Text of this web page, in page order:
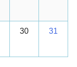
30 31